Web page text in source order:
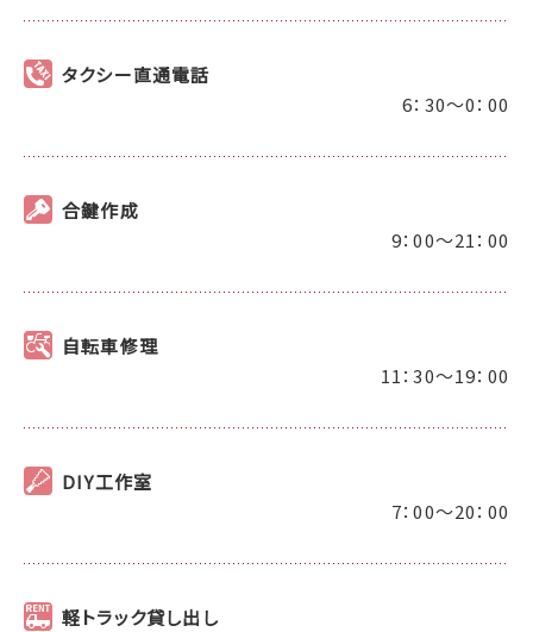
タクシー直通電話
6：30～0：00
合鍵作成
9：00～21：00
自転車修理
11：30～19：00
DIY工作室
7：00～20：00
軽トラック貸し出し